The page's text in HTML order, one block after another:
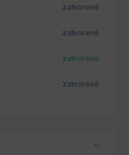
zatvorené
zatvorené
zatvorené
zatvorené